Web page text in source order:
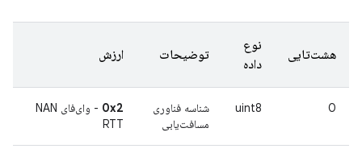
هشت‌تایی
نوع
داده
توضیحات ارزش
0
uint8
شناسه فناوری
مسافت‌یابی
0x2
- وای‌فای NAN
RTT